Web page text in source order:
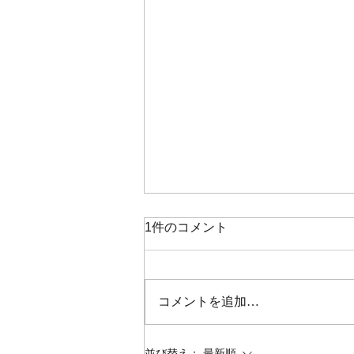
ただいま
1件のコメント
コメントを追加…